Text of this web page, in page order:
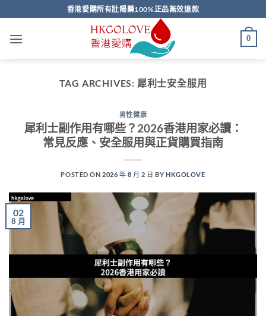
to
content
香港愛購所有壯陽藥100%正品無效退款
0
TAG ARCHIVES: 犀利士安全服用
男性健康
犀利士副作用有哪些？2026香港用家必讀：
常見反應、安全服用與正貨購買指南
POSTED ON2026 年 8 月 2 日 BYHKGOLOVE
02
8 月